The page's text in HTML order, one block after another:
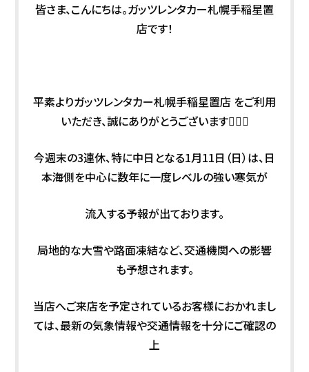
皆さま、こんにちは。ガッツレンタカー札幌手稲星置
店です！
平素よりガッツレンタカー札幌手稲星置店 をご利用
いただき、誠にありがとうございます🙇🏻‍♀️
今週末の3連休、特に中日となる1月11日（日）は、日
本海側を中心に数年に一度レベルの強い寒気が
流入する予報が出ております。
局地的な大雪や路面凍結など、交通機関への影響
も予想されます。
当店へご来店を予定されているお客様におかれまし
ては、最新の気象情報や交通情報を十分にご確認の
上